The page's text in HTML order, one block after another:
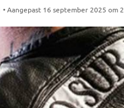
Aangepast 16 september 2025 om